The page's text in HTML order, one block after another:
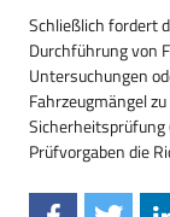
Schließlich fordert
Durchführung von
Untersuchungen
Fahrzeugmängel
Sicherheitsprüfung
Prüfvorgaben die